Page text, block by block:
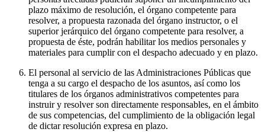
plazo máximo de resolución, el órgano competente para
resolver, a propuesta razonada del órgano instructor, o el
superior jerárquico del órgano competente para resolver, a
propuesta de éste, podrán habilitar los medios personales y
materiales para cumplir con el despacho adecuado y en plazo.
El personal al servicio de las Administraciones Públicas que
tenga a su cargo el despacho de los asuntos, así como los
titulares de los órganos administrativos competentes para
instruir y resolver son directamente responsables, en el ámbito
de sus competencias, del cumplimiento de la obligación legal
de dictar resolución expresa en plazo.